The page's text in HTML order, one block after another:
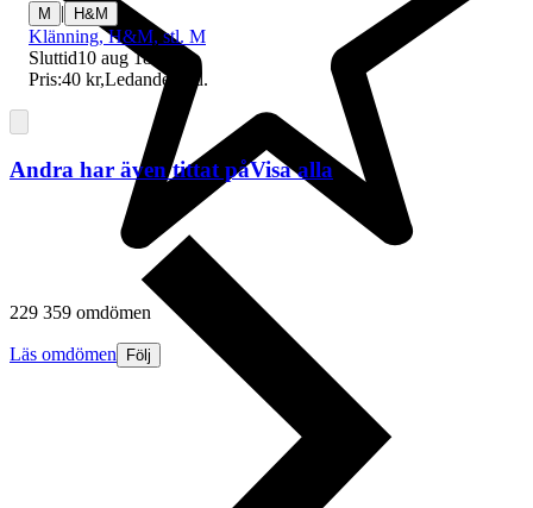
229 359 omdömen
Läs omdömen Följ
M | H&M
Klänning, H&M, stl. M
Sluttid10 aug 18:38
Pris:40 kr,Ledande bud.
Andra har även tittat påVisa alla